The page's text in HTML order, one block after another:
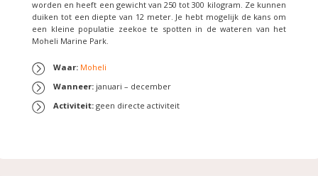
worden en heeft een gewicht van 250 tot 300 kilogram. Ze kunnen
duiken tot een diepte van 12 meter. Je hebt mogelijk de kans om
een kleine populatie zeekoe te spotten in de wateren van het
Moheli Marine Park.
Waar: Moheli
Wanneer: januari – december
Activiteit: geen directe activiteit